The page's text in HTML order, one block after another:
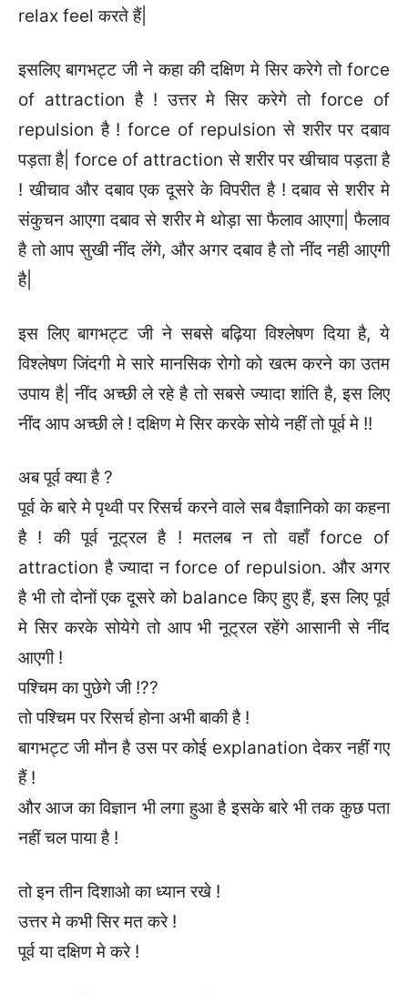
relax feel करते हैं|
इसलिए बागभट्ट जी ने कहा की दक्षिण मे सिर करेगे तो force
of attraction है ! उत्तर मे सिर करेगे तो force of
repulsion है ! force of repulsion से शरीर पर दबाव
पड़ता है| force of attraction से शरीर पर खीचाव पड़ता है
! खीचाव और दबाव एक दूसरे के विपरीत है ! दबाव से शरीर मे
संकुचन आएगा दबाव से शरीर मे थोड़ा सा फैलाव आएगा| फैलाव
है तो आप सुखी नींद लेंगे, और अगर दबाव है तो नींद नही आएगी
है|
इस लिए बागभट्ट जी ने सबसे बढ़िया विश्लेषण दिया है, ये
विश्लेषण जिंदगी मे सारे मानसिक रोगो को खत्म करने का उतम
उपाय है| नींद अच्छी ले रहे है तो सबसे ज्यादा शांति है, इस लिए
नींद आप अच्छी ले ! दक्षिण मे सिर करके सोये नहीं तो पूर्व मे !!
अब पूर्व क्या है ?
पूर्व के बारे मे पृथ्वी पर रिसर्च करने वाले सब वैज्ञानिको का कहना
है ! की पूर्व नूट्रल है ! मतलब न तो वहाँ force of
attraction है ज्यादा न force of repulsion. और अगर
है भी तो दोनों एक दूसरे को balance किए हुए हैं, इस लिए पूर्व
मे सिर करके सोयेगे तो आप भी नूट्रल रहेंगे आसानी से नींद
आएगी !
पश्चिम का पुछेगे जी !??
तो पश्चिम पर रिसर्च होना अभी बाकी है !
बागभट्ट जी मौन है उस पर कोई explanation देकर नहीं गए
हैं !
और आज का विज्ञान भी लगा हुआ है इसके बारे भी तक कुछ पता
नहीं चल पाया है !
तो इन तीन दिशाओ का ध्यान रखे !
उत्तर मे कभी सिर मत करे !
पूर्व या दक्षिण मे करे !